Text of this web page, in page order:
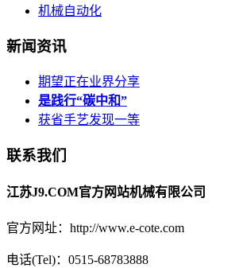
机械自动化
新闻资讯
期望正在业界分享
是践行“碳中和”
获省手艺发现一等
联系我们
江苏J9.COM官方网站机械有限公司
官方网址：http://www.e-cote.com
电话(Tel)：0515-68783888